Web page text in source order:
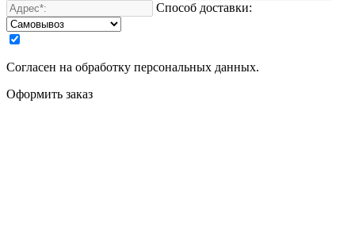
Способ доставки:
Согласен на обработку персональных данных.
Оформить заказ